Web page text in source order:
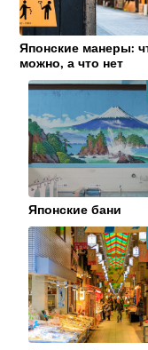
Японские манеры:
можно, а что нет
Японские бани